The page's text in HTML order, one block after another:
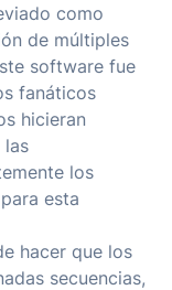
como
de múltiples
software fue
fanáticos
hicieran
las
los
esta
hacer que los
secuencias,